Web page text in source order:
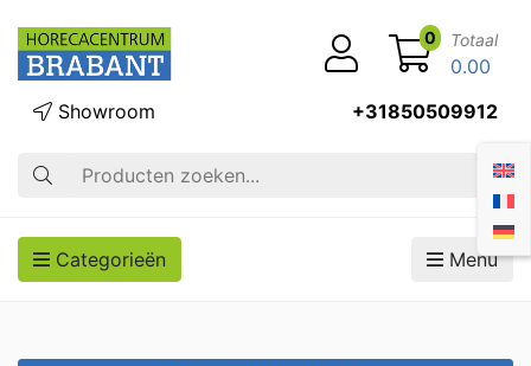
Zoek op
Showroom +31850509912
0 Totaal
0.00
Categorieën Menu